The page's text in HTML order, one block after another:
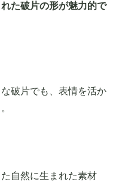
た破片の形が魅力的で
破片でも、表情を活か
自然に生まれた素材